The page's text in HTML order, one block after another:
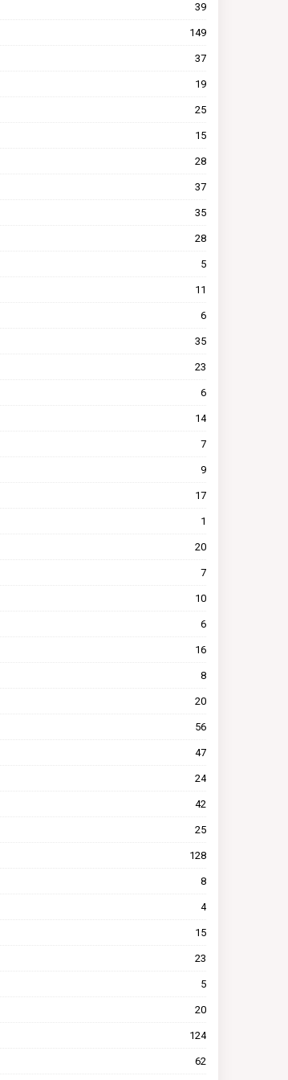
39
149
37
19
25
15
28
37
35
28
5
11
6
35
23
6
14
7
9
17
1
20
7
10
6
16
8
20
56
47
24
42
25
128
8
4
15
23
5
20
124
62